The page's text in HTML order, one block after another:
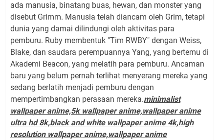
ada manusia, binatang buas, hewan, dan monster yang
disebut Grimm. Manusia telah diancam oleh Grim, tetapi
dunia yang damai dilindungi oleh aktivitas para
pemburu. Ruby membentuk "Tim RWBY" dengan Weiss,
Blake, dan saudara perempuannya Yang, yang bertemu di
Akademi Beacon, yang melatih para pemburu. Ancaman
baru yang belum pernah terlihat menyerang mereka yang
sedang berlatih menjadi pemburu dengan
mempertimbangkan perasaan mereka.minimalist
wallpaper anime,5k wallpaper anime,wallpaper anime
ultra hd 8k,black and white wallpaper anime 4k,high
resolution wallpaper anime,wallpaper anime